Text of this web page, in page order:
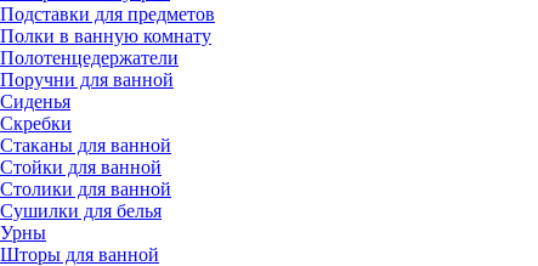
Подставки для предметов
Полки в ванную комнату
Полотенцедержатели
Поручни для ванной
Сиденья
Скребки
Стаканы для ванной
Стойки для ванной
Столики для ванной
Сушилки для белья
Урны
Шторы для ванной